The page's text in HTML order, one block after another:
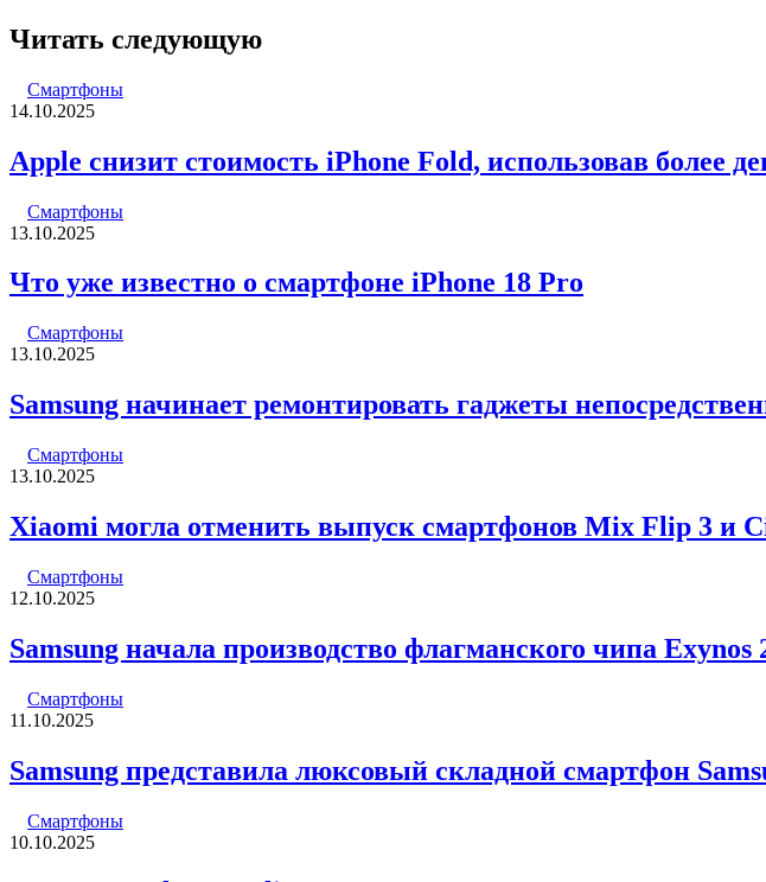
Читать следующую
Смартфоны
14.10.2025
Apple снизит стоимость iPhone Fold, использовав более
Смартфоны
13.10.2025
Что уже известно о смартфоне iPhone 18 Pro
Смартфоны
13.10.2025
Samsung начинает ремонтировать гаджеты
Смартфоны
13.10.2025
Xiaomi могла отменить выпуск смартфонов Mix Flip 3 и
Смартфоны
12.10.2025
Samsung начала производство флагманского чипа
Смартфоны
11.10.2025
Samsung представила люксовый складной смартфон
Смартфоны
10.10.2025